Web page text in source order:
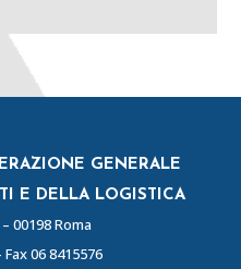
GENERALE
E DELLA LOGISTICA
00198 Roma
Fax 06 8415576